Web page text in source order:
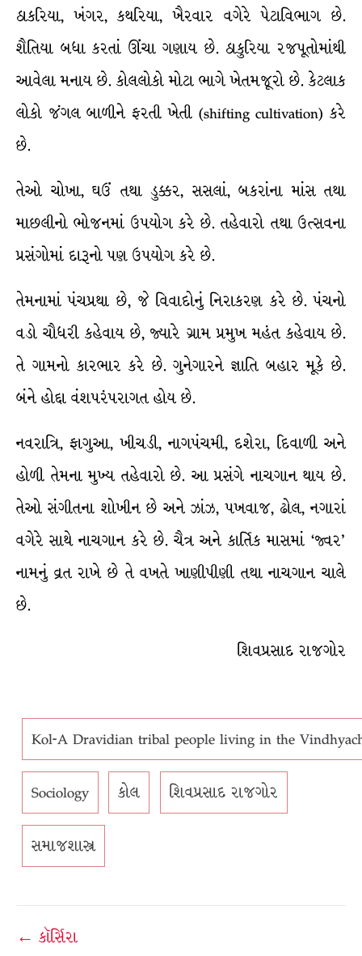
ઠાકરિયા, ખંગર, કથરિયા, ખૈરવાર વગેરે પેટાવિભાગ છે.
શૈતિયા બધા કરતાં ઊંચા ગણાય છે. ઠાકુરિયા રજપૂતોમાંથી
આવેલા મનાય છે. કોલલોકો મોટા ભાગે ખેતમજૂરો છે. કેટલાક
લોકો જંગલ બાળીને ફરતી ખેતી (shifting cultivation) કરે
છે.
તેઓ ચોખા, ઘઉં તથા ડુક્કર, સસલાં, બકરાંના માંસ તથા
માછલીનો ભોજનમાં ઉપયોગ કરે છે. તહેવારો તથા ઉત્સવના
પ્રસંગોમાં દારૂનો પણ ઉપયોગ કરે છે.
તેમનામાં પંચપ્રથા છે, જે વિવાદોનું નિરાકરણ કરે છે. પંચનો
વડો ચૌધરી કહેવાય છે, જ્યારે ગ્રામ પ્રમુખ મહંત કહેવાય છે.
તે ગામનો કારભાર કરે છે. ગુનેગારને જ્ઞાતિ બહાર મૂકે છે.
બંને હોદ્દા વંશપરંપરાગત હોય છે.
નવરાત્રિ, ફાગુઆ, ખીચડી, નાગપંચમી, દશેરા, દિવાળી અને
હોળી તેમના મુખ્ય તહેવારો છે. આ પ્રસંગે નાચગાન થાય છે.
તેઓ સંગીતના શોખીન છે અને ઝાંઝ, પખવાજ, ઢોલ, નગારાં
વગેરે સાથે નાચગાન કરે છે. ચૈત્ર અને કાર્તિક માસમાં ‘જ્વર’
નામનું વ્રત રાખે છે તે વખતે ખાણીપીણી તથા નાચગાન ચાલે
છે.
શિવપ્રસાદ રાજગોર
Kol-A Dravidian tribal people living in the
Sociology કોલ શિવપ્રસાદ રાજગોર
સમાજશાસ્ત્ર
Post
← કૉર્સિરા